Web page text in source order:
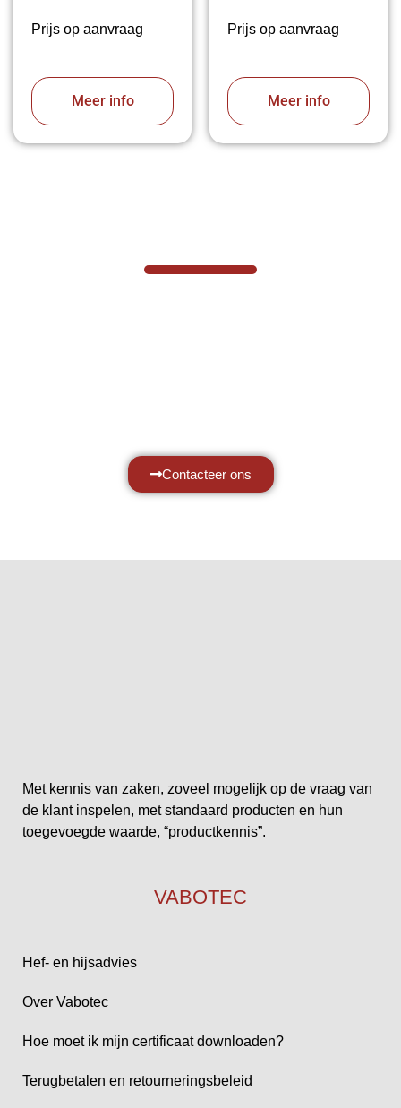
Prijs op aanvraag
Meer info
Prijs op aanvraag
Meer info
Contacteer ons
Met kennis van zaken, zoveel mogelijk op de vraag van
de klant inspelen, met standaard producten en hun
toegevoegde waarde, “productkennis”.
VABOTEC
Hef- en hijsadvies
Over Vabotec
Hoe moet ik mijn certificaat downloaden?
Terugbetalen en retourneringsbeleid